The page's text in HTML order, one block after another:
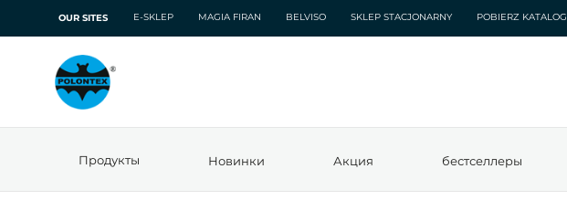
OUR SITES E-SKLEP MAGIA FIRAN BELVISO SKLEP STACJONARNY POBIERZ KATALOG
Продукты Новинки Акция бестселлеры